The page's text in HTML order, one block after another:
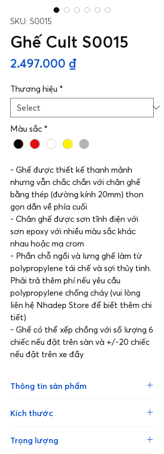
SKU: S0015
Ghế Cult S0015
2.497.000 ₫Price
Thương hiệu *
Màu sắc *
- Ghế được thiết kế thanh mảnh
nhưng vẫn chắc chắn với chân ghế
bằng thép (đường kính 20mm) thon
gọn dần về phía cuối
- Chân ghế được sơn tĩnh điện với
sơn epoxy với nhiều màu sắc khác
nhau hoặc mạ crom
- Phần chỗ ngồi và lưng ghế làm từ
polypropylene tái chế và sợi thủy tinh.
Phải trả thêm phí nếu yêu cầu
polypropylene chống cháy (vui lòng
liên hệ Nhadep Store để biết thêm chi
tiết)
- Ghế có thể xếp chồng với số lượng 6
chiếc nếu đặt trên sàn và +/-20 chiếc
nếu đặt trên xe đẩy
Thông tin sản phẩm
Achirivolto Design, đem đến sự kết
thống và chất liệu kim loại mỏng,
Kích thước
50 cm
Trọng lượng